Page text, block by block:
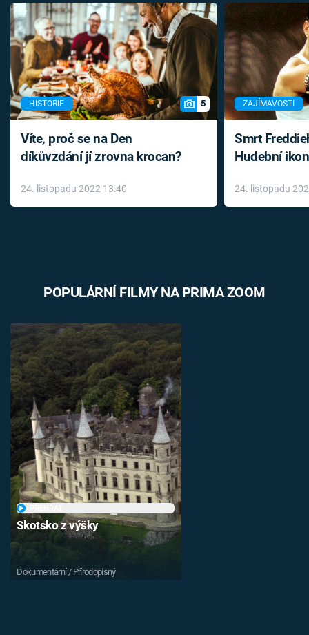
HISTORIE 5
Víte, proč se na Den
díkůvzdání jí zrovna krocan?
24. listopadu 2022 13:40
ZAJÍMAVOSTI
Smrt
Hudební
léky
24. listopadu
POPULÁRNÍ FILMY NA PRIMA ZOOM
Skotsko z výšky
Dokumentární / Přírodopisný